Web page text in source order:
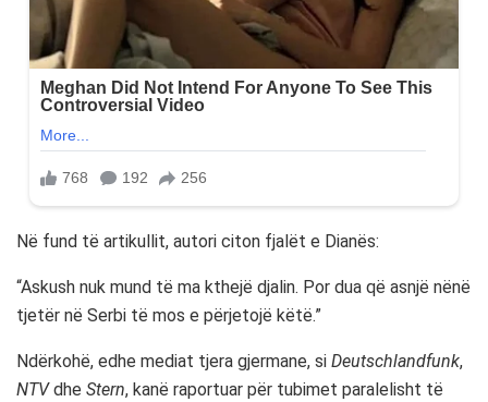
Në fund të artikullit, autori citon fjalët e Dianës:
“Askush nuk mund të ma kthejë djalin. Por dua që asnjë nënë
tjetër në Serbi të mos e përjetojë këtë.”
Ndërkohë, edhe mediat tjera gjermane, si Deutschlandfunk,
NTVdhe Stern, kanë raportuar për tubimet paralelisht të